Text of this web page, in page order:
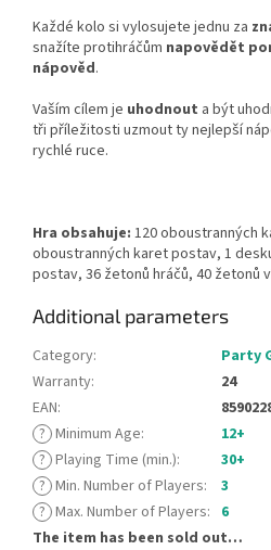
Každé kolo si vylosujete jednu za
snažíte protihráčům napovědět
nápověd.
Vaším cílem je uhodnout a být
tři příležitosti uzmout ty nejlepší
rychlé ruce.
Hra obsahuje: 120 oboustranných
oboustranných karet postav, 1
postav, 36 žetonů hráčů, 40 žetonů
Additional parameters
Category:
Party
Warranty:
24
EAN:
? Minimum Age:
12+
? Playing Time (min.):
30+
? Min. Number of Players:
3
? Max. Number of Players: 6
The item has been sold out…